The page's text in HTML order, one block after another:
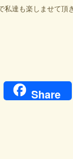
私達も楽しませて頂
Twitter
Share